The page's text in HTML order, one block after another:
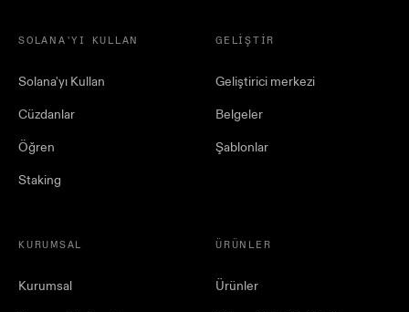
SOLANA'YI KULLAN
Solana'yı Kullan
Cüzdanlar
Öğren
Staking
GELIŞTIR
Geliştirici merkezi
Belgeler
Şablonlar
KURUMSAL
Kurumsal
ÜRÜNLER
Ürünler